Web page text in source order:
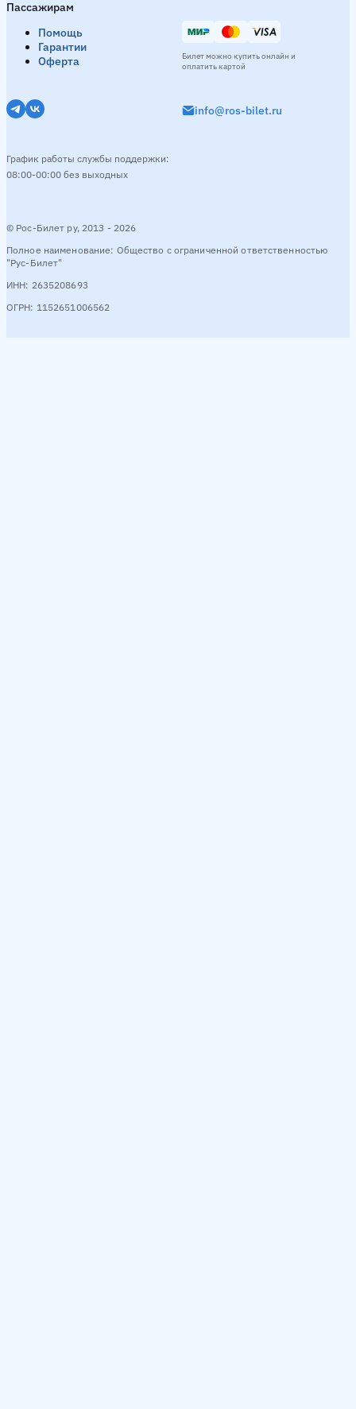
Пассажирам
Помощь
Гарантии
Оферта
© Рос-Билет ру, 2013 - 2026
Полное наименование: Общество с ограниченной ответственностью
"Рус-Билет"
ИНН: 2635208693
ОГРН: 1152651006562
info@ros-bilet.ru
График работы службы поддержки:
08:00-00:00 без выходных
Билет можно купить онлайн и
оплатить картой